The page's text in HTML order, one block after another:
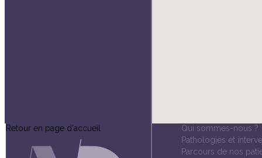
Retour en page d'accueil
Qui sommes-nous ?
Pathologies et
Parcours de nos